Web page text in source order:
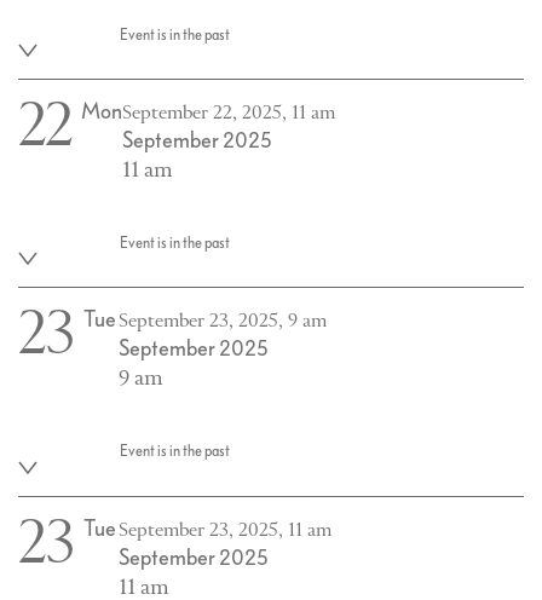
Event is in the past
22 MonSeptember 22, 2025, 11 am
September 2025
11 am
Event is in the past
23 Tue September 23, 2025, 9 am
September 2025
9 am
Event is in the past
23 Tue September 23, 2025, 11 am
September 2025
11 am